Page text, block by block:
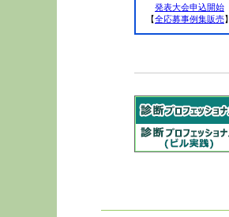
発表大会申込開始
【全応募事例集販売】